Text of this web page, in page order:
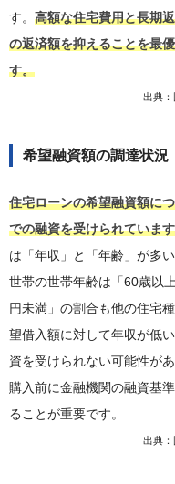
す。 高額な住宅費用と長期
の返済額を抑えることを最
す。
出典：
希望融資額の調達状況
住宅ローンの希望融資額に
での融資を受けられていま
は「年収」と「年齢」が多
世帯の世帯年齢は「60歳以
円未満」の割合も他の住宅
望借入額に対して年収が低
資を受けられない可能性が
購入前に金融機関の融資基
ることが重要です。
出典：